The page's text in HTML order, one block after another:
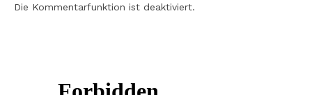
Die Kommentarfunktion ist deaktiviert.